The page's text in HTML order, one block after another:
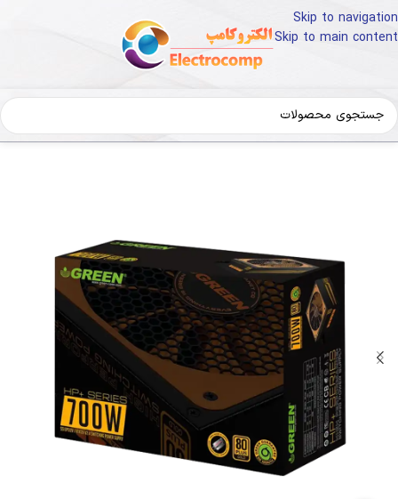
Skip to navigation
Skip to main content
خانه کالای دیجیتال سخت افزار کامپیوتر منبع تغذیه